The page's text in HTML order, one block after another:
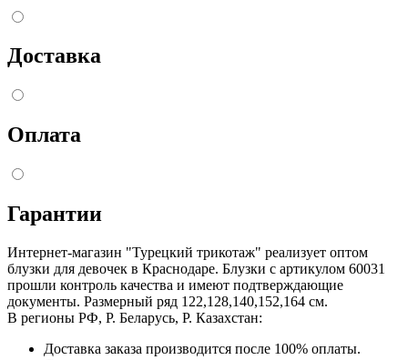
Доставка
Оплата
Гарантии
Интернет-магазин "Турецкий трикотаж" реализует оптом
блузки для девочек в Краснодаре. Блузки с артикулом 60031
прошли контроль качества и имеют подтверждающие
документы. Размерный ряд 122,128,140,152,164 см.
В регионы РФ, Р. Беларусь, Р. Казахстан:
Доставка заказа производится после 100% оплаты.